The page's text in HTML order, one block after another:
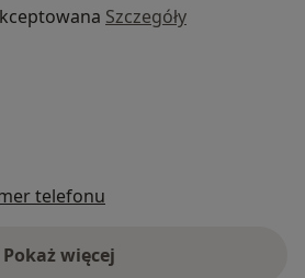
Szczegóły
telefonu
Pokaż więcej
o adresie